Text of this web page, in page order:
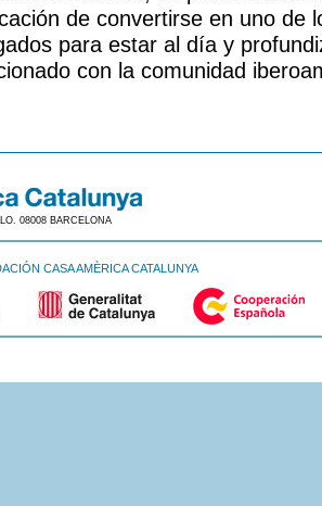
de convertirse en uno de
para estar al día y
con la comunidad
08008 BARCELONA
CASA AMÈRICA CATALUNYA